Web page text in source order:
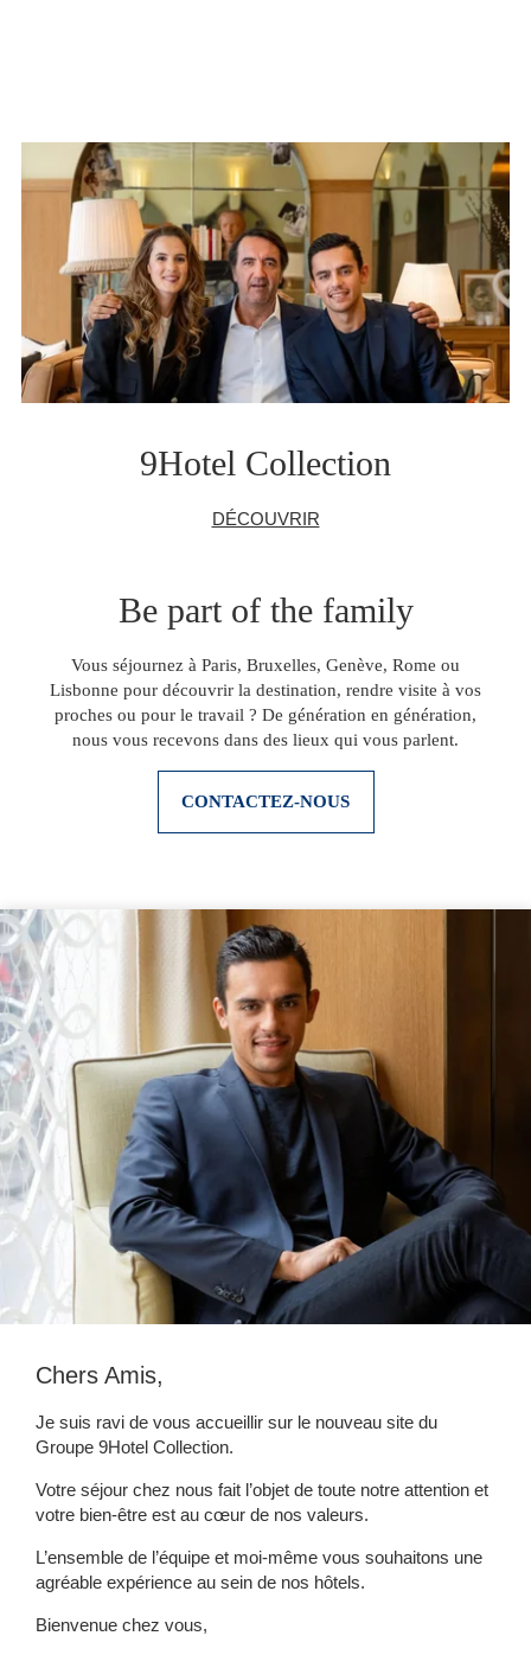
9Hotel Collection
DÉCOUVRIR
Be part of the family
Vous séjournez à Paris, Bruxelles, Genève, Rome ou
Lisbonne pour découvrir la destination, rendre visite à vos
proches ou pour le travail ? De génération en génération,
nous vous recevons dans des lieux qui vous parlent.
CONTACTEZ-NOUS
Chers Amis,
Je suis ravi de vous accueillir sur le nouveau site du
Groupe 9Hotel Collection.
Votre séjour chez nous fait l’objet de toute notre attention et
votre bien-être est au cœur de nos valeurs.
L’ensemble de l’équipe et moi-même vous souhaitons une
agréable expérience au sein de nos hôtels.
Bienvenue chez vous,